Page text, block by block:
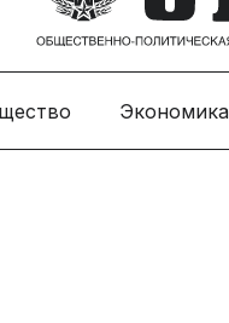
Экономика